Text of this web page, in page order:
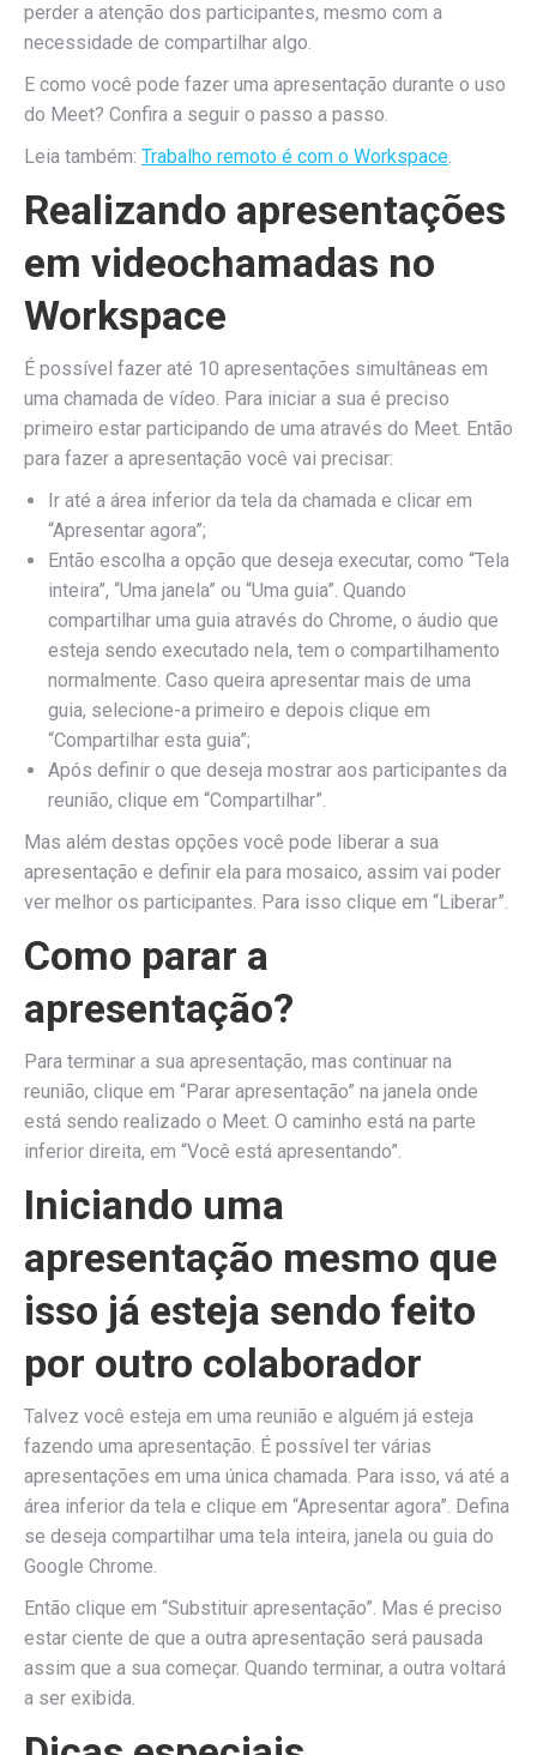
perder a atenção dos participantes, mesmo com a
necessidade de compartilhar algo.
E como você pode fazer uma apresentação durante o uso
do Meet? Confira a seguir o passo a passo.
Leia também: Trabalho remoto é com o Workspace.
Realizando apresentações
em videochamadas no
Workspace
É possível fazer até 10 apresentações simultâneas em
uma chamada de vídeo. Para iniciar a sua é preciso
primeiro estar participando de uma através do Meet. Então
para fazer a apresentação você vai precisar:
Ir até a área inferior da tela da chamada e clicar em
“Apresentar agora”;
Então escolha a opção que deseja executar, como “Tela
inteira”, “Uma janela” ou “Uma guia”. Quando
compartilhar uma guia através do Chrome, o áudio que
esteja sendo executado nela, tem o compartilhamento
normalmente. Caso queira apresentar mais de uma
guia, selecione-a primeiro e depois clique em
“Compartilhar esta guia”;
Após definir o que deseja mostrar aos participantes da
reunião, clique em “Compartilhar”.
Mas além destas opções você pode liberar a sua
apresentação e definir ela para mosaico, assim vai poder
ver melhor os participantes. Para isso clique em “Liberar”.
Como parar a
apresentação?
Para terminar a sua apresentação, mas continuar na
reunião, clique em “Parar apresentação” na janela onde
está sendo realizado o Meet. O caminho está na parte
inferior direita, em “Você está apresentando”.
Iniciando uma
apresentação mesmo que
isso já esteja sendo feito
por outro colaborador
Talvez você esteja em uma reunião e alguém já esteja
fazendo uma apresentação. É possível ter várias
apresentações em uma única chamada. Para isso, vá até a
área inferior da tela e clique em “Apresentar agora”. Defina
se deseja compartilhar uma tela inteira, janela ou guia do
Google Chrome.
Então clique em “Substituir apresentação”. Mas é preciso
estar ciente de que a outra apresentação será pausada
assim que a sua começar. Quando terminar, a outra voltará
a ser exibida.